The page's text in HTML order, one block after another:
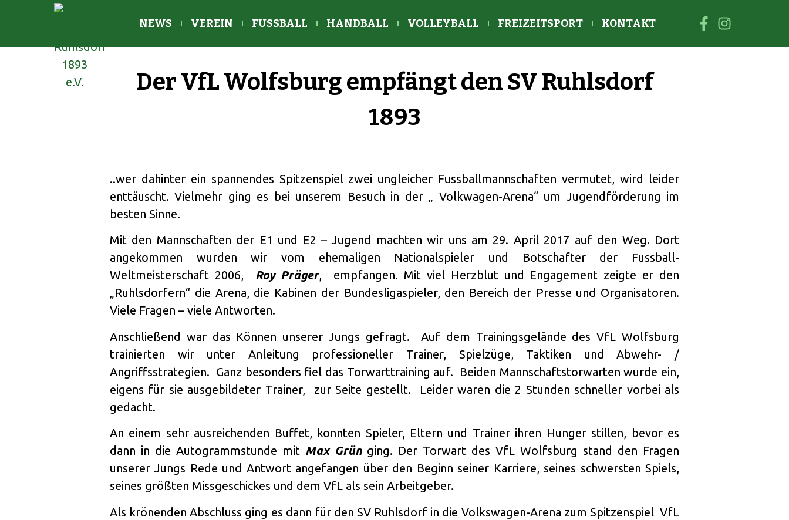
NEWS VEREIN FUSSBALL HANDBALL VOLLEYBALL FREIZEITSPORT KONTAKT
Der VfL Wolfsburg empfängt den SV Ruhlsdorf
1893
..wer dahinter ein spannendes Spitzenspiel zwei ungleicher Fussballmannschaften vermutet, wird leider
enttäuscht. Vielmehr ging es bei unserem Besuch in der „ Volkwagen-Arena“ um Jugendförderung im
besten Sinne.
Mit den Mannschaften der E1 und E2 – Jugend machten wir uns am 29. April 2017 auf den Weg. Dort
angekommen wurden wir vom ehemaligen Nationalspieler und Botschafter der Fussball-
Weltmeisterschaft 2006, Roy Präger, empfangen. Mit viel Herzblut und Engagement zeigte er den
„Ruhlsdorfern“ die Arena, die Kabinen der Bundesligaspieler, den Bereich der Presse und Organisatoren.
Viele Fragen – viele Antworten.
Anschließend war das Können unserer Jungs gefragt. Auf dem Trainingsgelände des VfL Wolfsburg
trainierten wir unter Anleitung professioneller Trainer, Spielzüge, Taktiken und Abwehr- /
Angriffsstrategien. Ganz besonders fiel das Torwarttraining auf. Beiden Mannschaftstorwarten wurde ein,
eigens für sie ausgebildeter Trainer, zur Seite gestellt. Leider waren die 2 Stunden schneller vorbei als
gedacht.
An einem sehr ausreichenden Buffet, konnten Spieler, Eltern und Trainer ihren Hunger stillen, bevor es
dann in die Autogrammstunde mit Max Grün ging. Der Torwart des VfL Wolfsburg stand den Fragen
unserer Jungs Rede und Antwort angefangen über den Beginn seiner Karriere, seines schwersten Spiels,
seines größten Missgeschickes und dem VfL als sein Arbeitgeber.
Als krönenden Abschluss ging es dann für den SV Ruhlsdorf in die Volkswagen-Arena zum Spitzenspiel VfL